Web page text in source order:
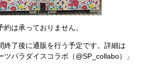
は承っておりません。
了後に通販を行う予定です。詳細は
パラダイスコラボ（@SP_collabo）」